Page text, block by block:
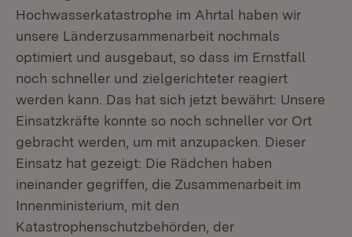
Hochwasserkatastrophe im Ahrtal haben wir
unsere Länderzusammenarbeit nochmals
optimiert und ausgebaut, so dass im Ernstfall
noch schneller und zielgerichteter reagiert
werden kann. Das hat sich jetzt bewährt: Unsere
Einsatzkräfte konnte so noch schneller vor Ort
gebracht werden, um mit anzupacken. Dieser
Einsatz hat gezeigt: Die Rädchen haben
ineinander gegriffen, die Zusammenarbeit im
Innenministerium, mit den
Katastrophenschutzbehörden, der